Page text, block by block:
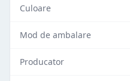
Culoare
Mod de ambalare
Producator